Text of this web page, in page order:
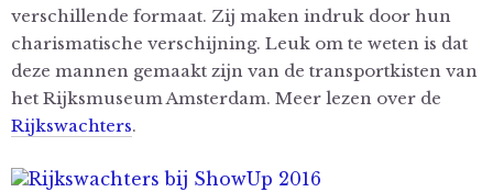
verschillende formaat. Zij maken indruk door hun
charismatische verschijning. Leuk om te weten is dat
deze mannen gemaakt zijn van de transportkisten van
het Rijksmuseum Amsterdam. Meer lezen over de
Rijkswachters.